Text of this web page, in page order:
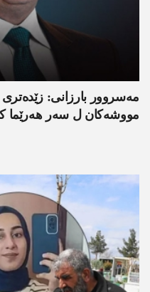
مەسروور بارزانی:
مووشەکان ل سەر ھەرێما